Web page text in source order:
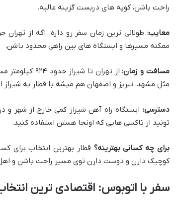
راحت باشن، کوپه های دربست گزینه عالیه.
معایب:
ممکنه مسیرها و ایستگاه های بین راهی محدود باشن.
مسافت و زمان:
مثل مشهد، تبریز و اصفهان هم میشه با قطار به شیراز
دسترسی: ایستگاه راه آهن شیراز کمی خارج از شهر و
تونید از تاکسی هایی که اونجا هستن استفاده کنید.
برای چه کسانی بهترینه؟ قطار بهترین انتخاب برای
کوچیک دارن و دوست دارن توی مسیر راحت باشن و
سفر با اتوبوس: اقتصادی ترین